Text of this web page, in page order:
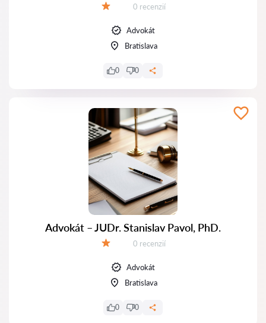
Recenzií:
0 recenzií
Advokát
Bratislava
0 0
Advokát – JUDr. Stanislav Pavol, PhD.
Recenzií:
0 recenzií
Advokát
Bratislava
0 0